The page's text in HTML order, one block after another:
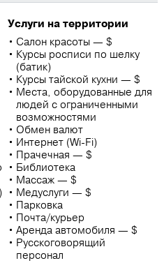
Услуги на территории
Салон красоты — $
Курсы росписи по шелку
(батик)
Курсы тайской кухни — $
Места, оборудованные для
людей с ограниченными
возможностями
Обмен валют
Интернет (Wi-Fi)
Прачечная — $
Библиотека
Массаж — $
Медуслуги — $
Парковка
Почта/курьер
Аренда автомобиля — $
Русскоговорящий
персонал